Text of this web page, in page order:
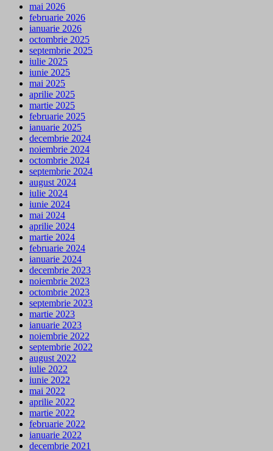
mai 2026
februarie 2026
ianuarie 2026
octombrie 2025
septembrie 2025
iulie 2025
iunie 2025
mai 2025
aprilie 2025
martie 2025
februarie 2025
ianuarie 2025
decembrie 2024
noiembrie 2024
octombrie 2024
septembrie 2024
august 2024
iulie 2024
iunie 2024
mai 2024
aprilie 2024
martie 2024
februarie 2024
ianuarie 2024
decembrie 2023
noiembrie 2023
octombrie 2023
septembrie 2023
martie 2023
ianuarie 2023
noiembrie 2022
septembrie 2022
august 2022
iulie 2022
iunie 2022
mai 2022
aprilie 2022
martie 2022
februarie 2022
ianuarie 2022
decembrie 2021